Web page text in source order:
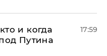
и когда
Путина
17:59